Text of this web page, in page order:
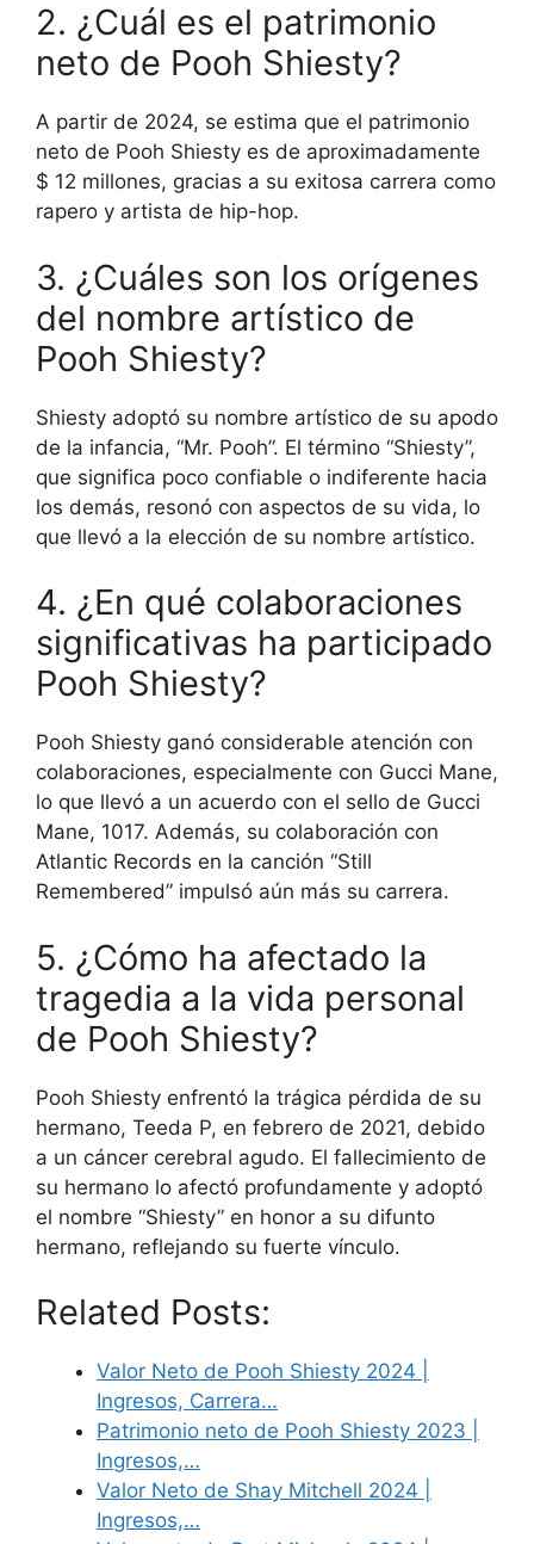
2. ¿Cuál es el patrimonio
neto de Pooh Shiesty?
A partir de 2024, se estima que el patrimonio
neto de Pooh Shiesty es de aproximadamente
$ 12 millones, gracias a su exitosa carrera como
rapero y artista de hip-hop.
3. ¿Cuáles son los orígenes
del nombre artístico de
Pooh Shiesty?
Shiesty adoptó su nombre artístico de su apodo
de la infancia, “Mr. Pooh”. El término “Shiesty”,
que significa poco confiable o indiferente hacia
los demás, resonó con aspectos de su vida, lo
que llevó a la elección de su nombre artístico.
4. ¿En qué colaboraciones
significativas ha participado
Pooh Shiesty?
Pooh Shiesty ganó considerable atención con
colaboraciones, especialmente con Gucci Mane,
lo que llevó a un acuerdo con el sello de Gucci
Mane, 1017. Además, su colaboración con
Atlantic Records en la canción “Still
Remembered” impulsó aún más su carrera.
5. ¿Cómo ha afectado la
tragedia a la vida personal
de Pooh Shiesty?
Pooh Shiesty enfrentó la trágica pérdida de su
hermano, Teeda P, en febrero de 2021, debido
a un cáncer cerebral agudo. El fallecimiento de
su hermano lo afectó profundamente y adoptó
el nombre “Shiesty” en honor a su difunto
hermano, reflejando su fuerte vínculo.
Related Posts:
Valor Neto de Pooh Shiesty 2024 |
Ingresos, Carrera…
Patrimonio neto de Pooh Shiesty 2023 |
Ingresos,…
Valor Neto de Shay Mitchell 2024 |
Ingresos,…